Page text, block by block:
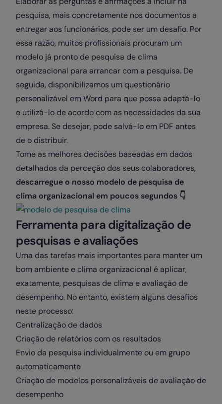
pesquisa, mais concretamente nos documentos a
entregar aos funcionários, pode ser um desafio. Por
essa razão, muitos profissionais procuram um
modelo já pronto de pesquisa de clima
organizacional para arrancar com a pesquisa. De
seguida, disponibilizamos um questionário
personalizável em Word para que possa adaptá-lo
e utilizá-lo de acordo com as necessidades da sua
empresa. Se desejar, pode salvá-lo em PDF antes
de o distribuir.
Tome as melhores decisões baseadas em dados
detalhados da perceção dos seus colaboradores,
descarregue o nosso modelo de pesquisa de
clima organizacional em poucos segundos 👇
Ferramenta para digitalização de
pesquisas e avaliações
Uma das tarefas mais importantes para manter um
bom ambiente e clima organizacional é aplicar,
exatamente, pesquisas de clima e avaliação de
desempenho. No entanto, existem alguns desafios
neste processo:
Centralização de dados
Criação de relatórios com os resultados
Envio da pesquisa individualmente ou em grupo
automaticamente
Criação de modelos personalizáveis de avaliação de
desempenho